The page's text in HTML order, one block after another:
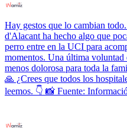
Hay gestos que lo cambian
d'Alacant ha hecho algo que
perro entre en la UCI para
momentos. Una última
menos dolorosa para toda la
🙏 ¿Crees que todos los
leemos. 👇 📸 Fuente: